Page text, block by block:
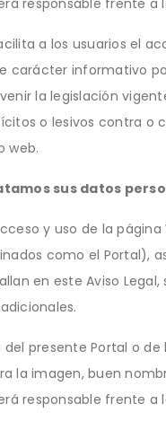
responsable frente
a los usuarios el
carácter informativo
la legislación
o lesivos contra o
web.
sus datos
y uso de la
como el Portal),
en este Aviso
presente Portal o
la imagen, buen
responsable frente